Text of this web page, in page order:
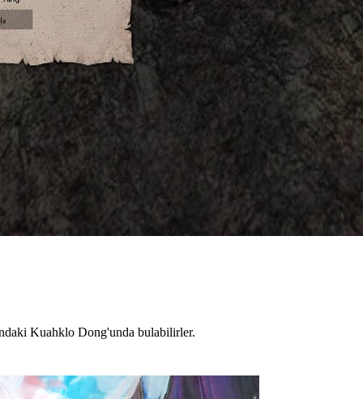
Kuahklo Dong'unda bulabilirler.